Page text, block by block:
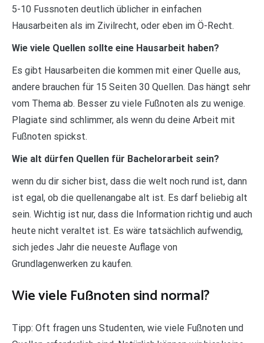
5-10 Fussnoten deutlich üblicher in einfachen
Hausarbeiten als im Zivilrecht, oder eben im Ö-Recht.
Wie viele Quellen sollte eine Hausarbeit haben?
Es gibt Hausarbeiten die kommen mit einer Quelle aus,
andere brauchen für 15 Seiten 30 Quellen. Das hängt sehr
vom Thema ab. Besser zu viele Fußnoten als zu wenige.
Plagiate sind schlimmer, als wenn du deine Arbeit mit
Fußnoten spickst.
Wie alt dürfen Quellen für Bachelorarbeit sein?
wenn du dir sicher bist, dass die welt noch rund ist, dann
ist egal, ob die quellenangabe alt ist. Es darf beliebig alt
sein. Wichtig ist nur, dass die Information richtig und auch
heute nicht veraltet ist. Es wäre tatsächlich aufwendig,
sich jedes Jahr die neueste Auflage von
Grundlagenwerken zu kaufen.
Wie viele Fußnoten sind normal?
Tipp: Oft fragen uns Studenten, wie viele Fußnoten und